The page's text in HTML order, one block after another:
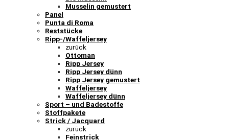
Musselin gemustert
Panel
Punta di Roma
Reststücke
Ripp-/Waffeljersey
zurück
Ottoman
Ripp Jersey
Ripp Jersey dünn
Ripp Jersey gemustert
Waffeljersey
Waffeljersey dünn
Sport – und Badestoffe
Stoffpakete
Strick / Jacquard
zurück
Feinstrick